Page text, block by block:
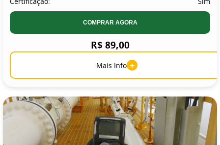
COMPRAR AGORA
R$ 89,00
Mais Info +